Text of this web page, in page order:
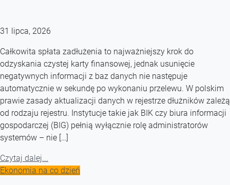
31 lipca, 2026
Całkowita spłata zadłużenia to najważniejszy krok do
odzyskania czystej karty finansowej, jednak usunięcie
negatywnych informacji z baz danych nie następuje
automatycznie w sekundę po wykonaniu przelewu. W polskim
prawie zasady aktualizacji danych w rejestrze dłużników zależą
od rodzaju rejestru. Instytucje takie jak BIK czy biura informacji
gospodarczej (BIG) pełnią wyłącznie rolę administratorów
systemów – nie […]
Czytaj dalej...
Ekonomia na co dzień